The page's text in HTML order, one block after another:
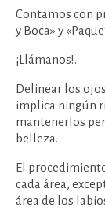
Contamos con
y Boca» y
¡Llámanos!.
Delinear los
implica ningún
mantenerlos
belleza.
El
cada área,
área de los